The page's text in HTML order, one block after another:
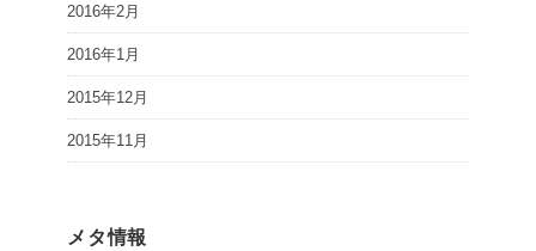
2016年2月
2016年1月
2015年12月
2015年11月
メタ情報